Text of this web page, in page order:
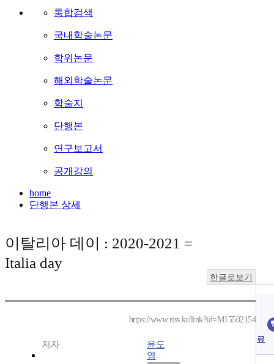
통합검색
국내학술논문
학위논문
해외학술논문
학술지
단행본
연구보고서
공개강의
home
단행본 상세
이탈리아 데이 : 2020-2021 =
Italia day
한글로보기
https://www.riss.kr/link?id=M15502154
저자
윤도
영
료